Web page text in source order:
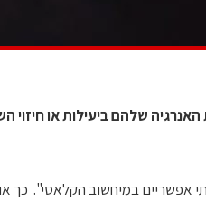
שלהם ביעילות או חיזוי
אפשריים במיחשוב הקלאסי". כך